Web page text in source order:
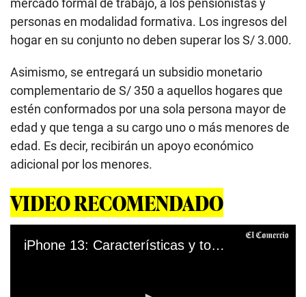
mercado formal de trabajo, a los pensionistas y
personas en modalidad formativa. Los ingresos del
hogar en su conjunto no deben superar los S/ 3.000.
Asimismo, se entregará un subsidio monetario
complementario de S/ 350 a aquellos hogares que
estén conformados por una sola persona mayor de
edad y que tenga a su cargo uno o más menores de
edad. Es decir, recibirán un apoyo económico
adicional por los menores.
VIDEO RECOMENDADO
iPhone 13: Características y todos los detalles del nuevo celular de Apple